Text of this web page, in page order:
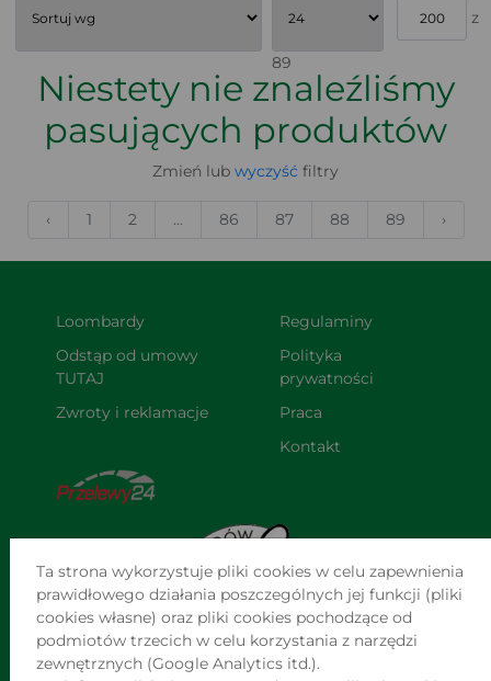
z
89
Niestety nie znaleźliśmy
pasujących produktów
Zmień lub wyczyść filtry
‹ 1 2 ... 86 87 88 89 ›
Loombardy
Odstąp od umowy
TUTAJ
Zwroty i reklamacje
Regulaminy
Polityka
prywatności
Praca
Kontakt
Ta strona wykorzystuje pliki cookies w celu zapewnienia
prawidłowego działania poszczególnych jej funkcji (pliki
cookies własne) oraz pliki cookies pochodzące od
podmiotów trzecich w celu korzystania z narzędzi
zewnętrznych (Google Analytics itd.).